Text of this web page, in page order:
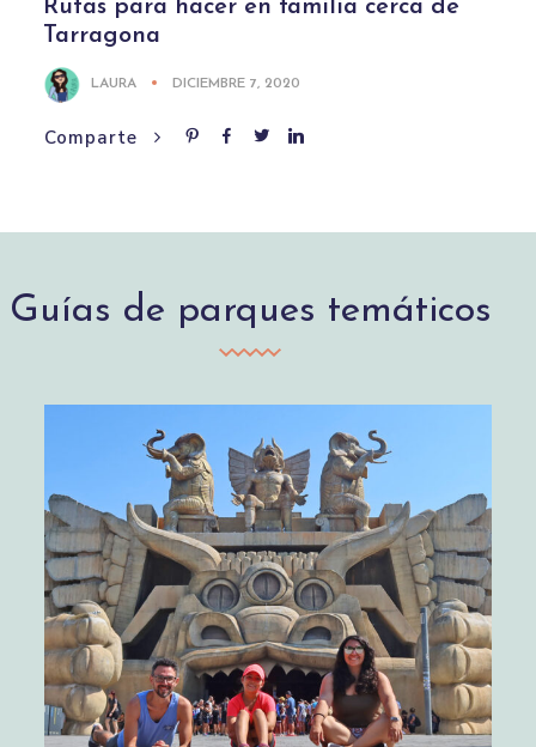
Rutas para hacer en familia cerca de
Tarragona
LAURA DICIEMBRE 7, 2020
Comparte
Guías de parques temáticos